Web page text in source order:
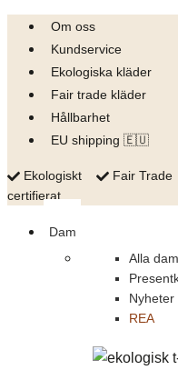
Skip
content
Om oss
Kundservice
Ekologiska kläder
Fair trade kläder
Hållbarhet
EU shipping 🇪🇺
Ekologiskt Fair
certifierat
Dam
Alla
Nyheter
REA